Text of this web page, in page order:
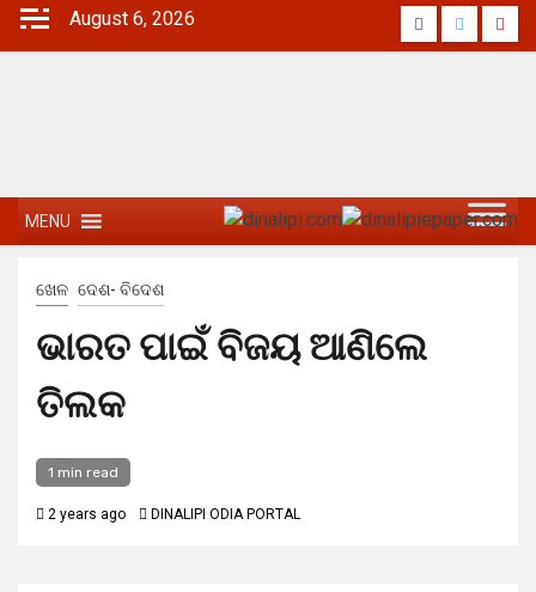
August 6, 2026
MENU
ଖେଳ ଦେଶ- ବିଦେଶ
ଭାରତ ପାଇଁ ବିଜୟ ଆଣିଲେ
ତିଲକ
1 min read
2 years ago DINALIPI ODIA PORTAL